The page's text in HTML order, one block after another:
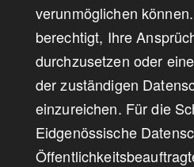
verunmöglichen
berechtigt, Ihre
durchzusetzen oder
der zuständigen
einzureichen. Für die
Eidgenössische